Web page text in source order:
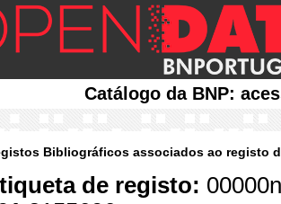
Catálogo da BNP:
Bibliográficos associados ao registo
de registo: